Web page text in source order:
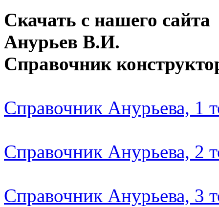
Скачать с нашего сайта
Анурьев В.И.
Справочник
Справочник Анурьева, 1
Справочник Анурьева, 2
Справочник Анурьева, 3